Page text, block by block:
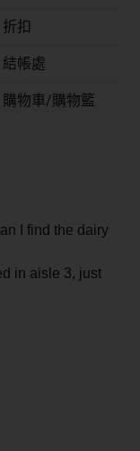
折扣
結帳處
購物車/購物籃
I find the dairy
in aisle 3, just